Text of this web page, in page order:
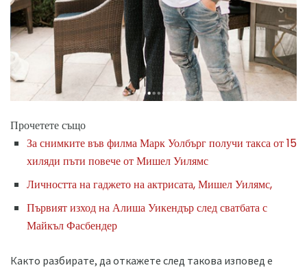
Прочетете също
За снимките във филма Марк Уолбърг получи такса от 15
хиляди пъти повече от Мишел Уилямс
Личността на гаджето на актрисата, Мишел Уилямс,
Първият изход на Алиша Уикендър след сватбата с
Майкъл Фасбендер
Както разбирате, да откажете след такова изповед е